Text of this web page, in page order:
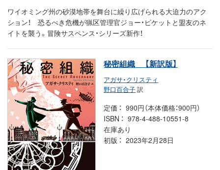
ワイオミング州の砂漠地帯を舞台に繰り広げられる大迫力のアク
ション！ 恐るべき危機が猟区管理官ジョー・ピケットと盟友のネ
イトを襲う。冒険サスペンス・シリーズ新作！
秘密組織 【新訳版】
アガサ・クリスティ
野口百合子訳
定価
990円（本体価格：900円）
ISBN
978-4-488-10551-8
在庫あり
初版
2023年2月28日